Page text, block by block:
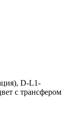
D-L1-
с трансфером